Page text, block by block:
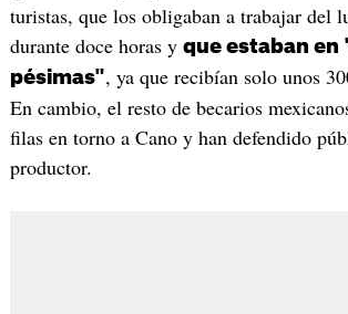
turistas, que los obligaban a trabajar del
durante doce horas y que estaban
pésimas", ya que recibían solo unos
En cambio, el resto de becarios
filas en torno a Cano y han defendido
productor.